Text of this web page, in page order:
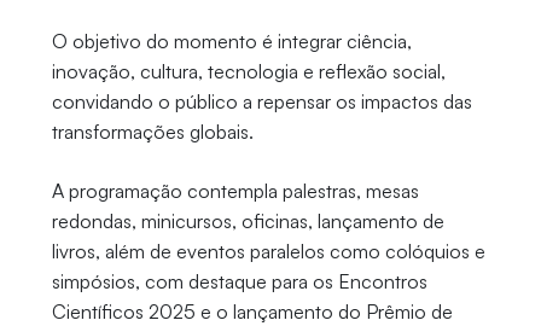
O objetivo do momento é integrar ciência,
inovação, cultura, tecnologia e reflexão social,
convidando o público a repensar os impactos das
transformações globais.
A programação contempla palestras, mesas
redondas, minicursos, oficinas, lançamento de
livros, além de eventos paralelos como colóquios e
simpósios, com destaque para os Encontros
Científicos 2025 e o lançamento do Prêmio de